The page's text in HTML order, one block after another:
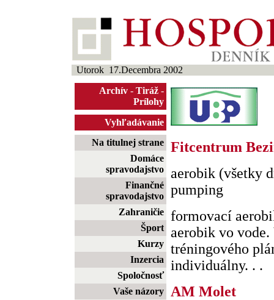
Utorok 17.Decembra 2002
Archív - Tiráž -
Prílohy
Vyhľadávanie
Na titulnej strane
Domáce
spravodajstvo
Finančné
spravodajstvo
Zahraničie
Šport
Kurzy
Inzercia
Spoločnosť
Vaše názory
Fitcentrum
aerobik (všetky
pumping
formovací
aerobik vo
tréningového
individuálny. . .
AM Molet